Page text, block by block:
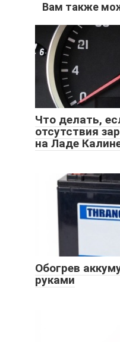
Вам также
Что делать,
отсутствия
на Ладе
Обогрев
руками